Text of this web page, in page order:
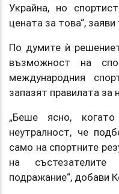
Украйна, но
цената за това“, заяви
По думите ѝ
възможност на
международния
запазят правилата
„Беше ясно,
неутралност, че
само на спортните
на
подражание“, добави